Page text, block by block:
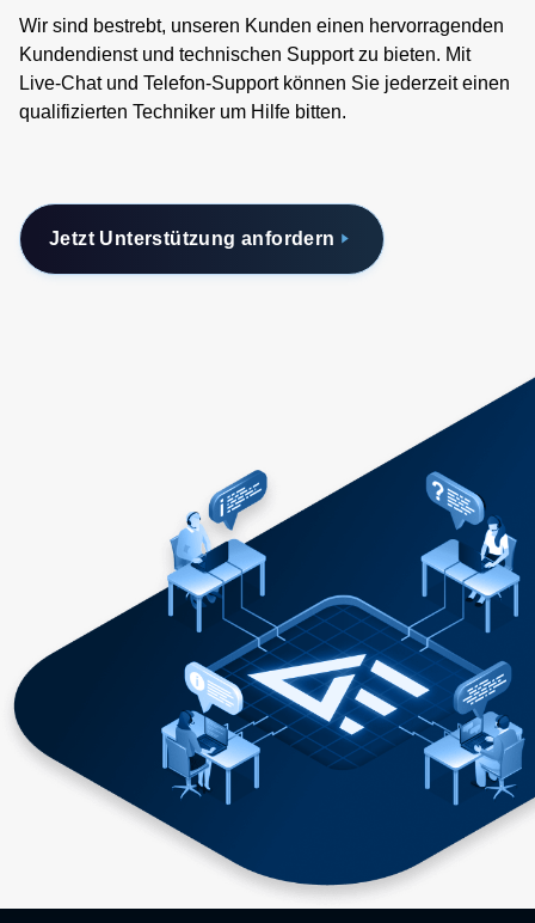
Wir sind bestrebt, unseren Kunden einen hervorragenden
Kundendienst und technischen Support zu bieten. Mit
Live-Chat und Telefon-Support können Sie jederzeit einen
qualifizierten Techniker um Hilfe bitten.
Jetzt Unterstützung anfordern